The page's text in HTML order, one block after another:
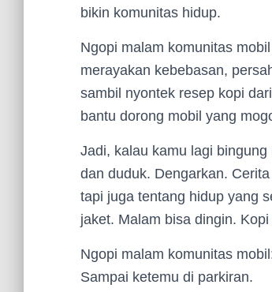
bikin komunitas hidup.
Ngopi malam komunitas
merayakan kebebasan,
sambil nyontek resep kopi
bantu dorong mobil yang
Jadi, kalau kamu lagi
dan duduk. Dengarkan.
tapi juga tentang hidup yang
jaket. Malam bisa dingin.
Ngopi malam komunitas
Sampai ketemu di parkiran.